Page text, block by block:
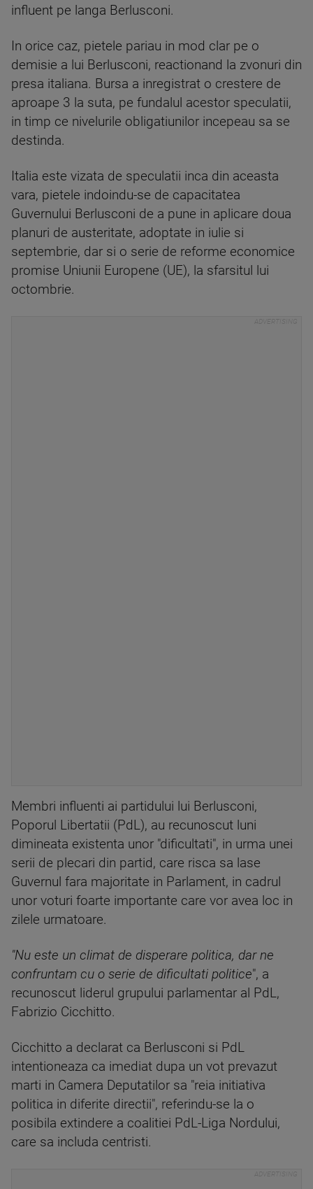
influent pe langa Berlusconi.
In orice caz, pietele pariau in mod clar pe o
demisie a lui Berlusconi, reactionand la zvonuri din
presa italiana. Bursa a inregistrat o crestere de
aproape 3 la suta, pe fundalul acestor speculatii,
in timp ce nivelurile obligatiunilor incepeau sa se
destinda.
Italia este vizata de speculatii inca din aceasta
vara, pietele indoindu-se de capacitatea
Guvernului Berlusconi de a pune in aplicare doua
planuri de austeritate, adoptate in iulie si
septembrie, dar si o serie de reforme economice
promise Uniunii Europene (UE), la sfarsitul lui
octombrie.
Membri influenti ai partidului lui Berlusconi,
Poporul Libertatii (PdL), au recunoscut luni
dimineata existenta unor "dificultati", in urma unei
serii de plecari din partid, care risca sa lase
Guvernul fara majoritate in Parlament, in cadrul
unor voturi foarte importante care vor avea loc in
zilele urmatoare.
"Nu este un climat de disperare politica, dar ne
confruntam cu o serie de dificultati politice", a
recunoscut liderul grupului parlamentar al PdL,
Fabrizio Cicchitto.
Cicchitto a declarat ca Berlusconi si PdL
intentioneaza ca imediat dupa un vot prevazut
marti in Camera Deputatilor sa "reia initiativa
politica in diferite directii", referindu-se la o
posibila extindere a coalitiei PdL-Liga Nordului,
care sa includa centristi.